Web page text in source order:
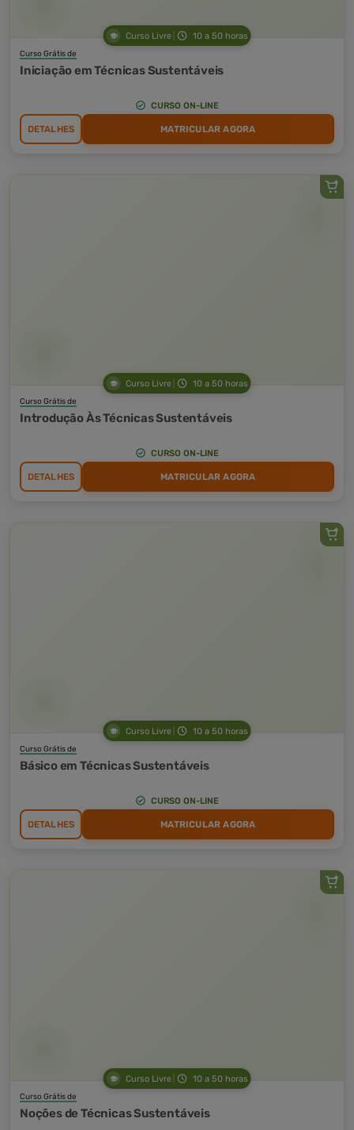
Curso Livre 10 a 50 horas
Curso Grátis de
Iniciação em Técnicas Sustentáveis
CURSO ON-LINE
DETALHES MATRICULAR AGORA
Curso Livre 10 a 50 horas
Curso Grátis de
Introdução Às Técnicas Sustentáveis
CURSO ON-LINE
DETALHES MATRICULAR AGORA
Curso Livre 10 a 50 horas
Curso Grátis de
Básico em Técnicas Sustentáveis
CURSO ON-LINE
DETALHES MATRICULAR AGORA
Curso Livre 10 a 50 horas
Curso Grátis de
Noções de Técnicas Sustentáveis